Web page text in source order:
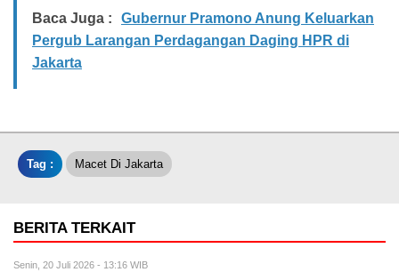
Baca Juga :
Gubernur Pramono Anung Keluarkan
Pergub Larangan Perdagangan Daging HPR di
Jakarta
Tag : Macet Di Jakarta
BERITA TERKAIT
Senin, 20 Juli 2026 - 13:16 WIB